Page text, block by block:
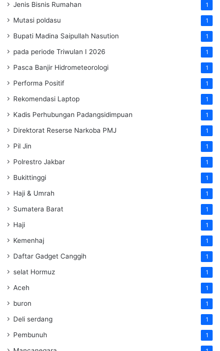
Jenis Bisnis Rumahan 1
Mutasi poldasu 1
Bupati Madina Saipullah Nasution 1
pada periode Triwulan I 2026 1
Pasca Banjir Hidrometeorologi 1
Performa Positif 1
Rekomendasi Laptop 1
Kadis Perhubungan Padangsidimpuan 1
Direktorat Reserse Narkoba PMJ 1
Pil Jin 1
Polrestro Jakbar 1
Bukittinggi 1
Haji & Umrah 1
Sumatera Barat 1
Haji 1
Kemenhaj 1
Daftar Gadget Canggih 1
selat Hormuz 1
Aceh 1
buron 1
Deli serdang 1
Pembunuh 1